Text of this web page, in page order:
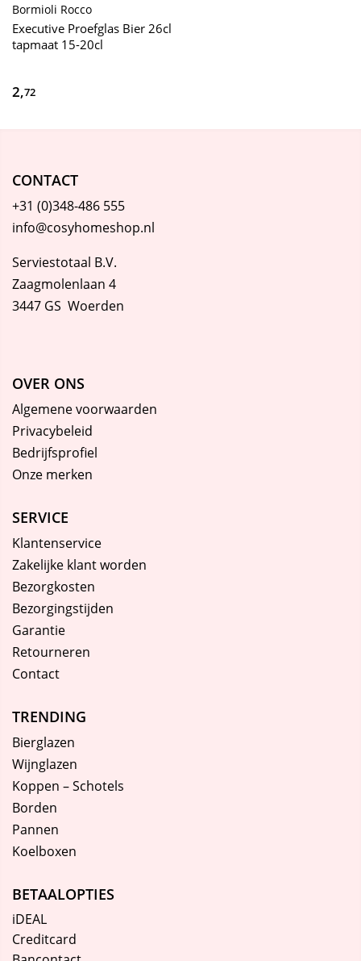
Bormioli Rocco
Executive Proefglas Bier 26cl
tapmaat 15-20cl
2,72
CONTACT
+31 (0)348-486 555
info@cosyhomeshop.nl
Serviestotaal B.V.
Zaagmolenlaan 4
3447 GS Woerden
OVER ONS
Algemene voorwaarden
Privacybeleid
Bedrijfsprofiel
Onze merken
SERVICE
Klantenservice
Zakelijke klant worden
Bezorgkosten
Bezorgingstijden
Garantie
Retourneren
Contact
TRENDING
Bierglazen
Wijnglazen
Koppen – Schotels
Borden
Pannen
Koelboxen
BETAALOPTIES
iDEAL
Creditcard